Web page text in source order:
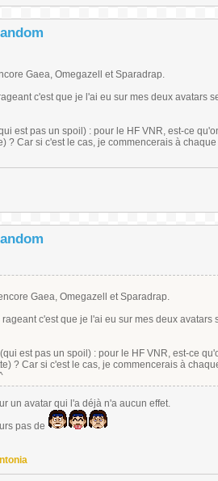
Gaea, Omegazell et Sparadrap.
c'est que je l'ai eu sur mes deux
est pas un spoil) : pour le HF VNR, est-ce
? Car si c'est le cas, je commencerais à
Gaea, Omegazell et Sparadrap.
rageant c'est que je l'ai eu sur mes deux
est pas un spoil) : pour le HF VNR, est-ce
? Car si c'est le cas, je commencerais à
un avatar qui l'a déjà n'a aucun effet.
pas de